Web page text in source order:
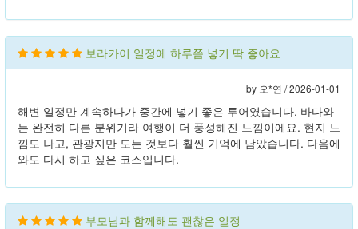
보라카이 일정에 하루쯤 넣기 딱 좋아요
by 오*연 /2026-01-01
해변 일정만 계속하다가 중간에 넣기 좋은 투어였습니다. 바다와
는 완전히 다른 분위기라 여행이 더 풍성해진 느낌이에요. 현지 느
낌도 나고, 관광지만 도는 것보다 훨씬 기억에 남았습니다. 다음에
와도 다시 하고 싶은 코스입니다.
부모님과 함께해도 괜찮은 일정